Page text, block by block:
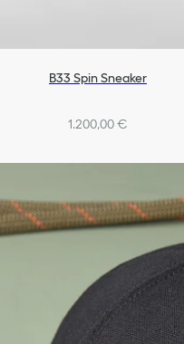
B33 Spin Sneaker
1.200,00 €